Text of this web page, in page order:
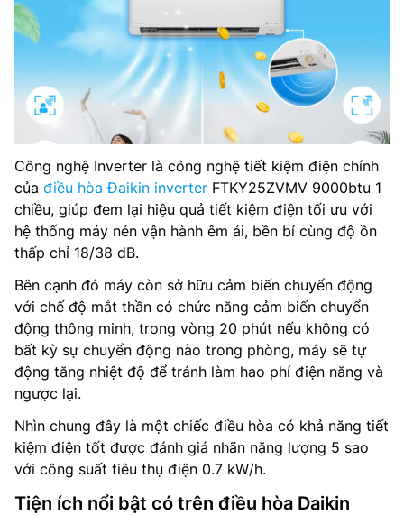
Công nghệ Inverter là công nghệ tiết kiệm điện chính
của điều hòa Đaikin inverter FTKY25ZVMV 9000btu 1
chiều, giúp đem lại hiệu quả tiết kiệm điện tối ưu với
hệ thống máy nén vận hành êm ái, bền bỉ cùng độ ồn
thấp chỉ 18/38 dB.
Bên cạnh đó máy còn sở hữu cảm biến chuyển động
với chế độ mắt thần có chức năng cảm biến chuyển
động thông minh, trong vòng 20 phút nếu không có
bất kỳ sự chuyển động nào trong phòng, máy sẽ tự
động tăng nhiệt độ để tránh làm hao phí điện năng và
ngược lại.
Nhìn chung đây là một chiếc điều hòa có khả năng tiết
kiệm điện tốt được đánh giá nhãn năng lượng 5 sao
với công suất tiêu thụ điện 0.7 kW/h.
Tiện ích nổi bật có trên điều hòa Daikin